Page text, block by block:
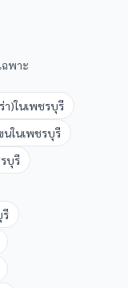
ฉพาะ
า)ในเพชรบุรี
นในเพชรบุรี
บุรี
รี